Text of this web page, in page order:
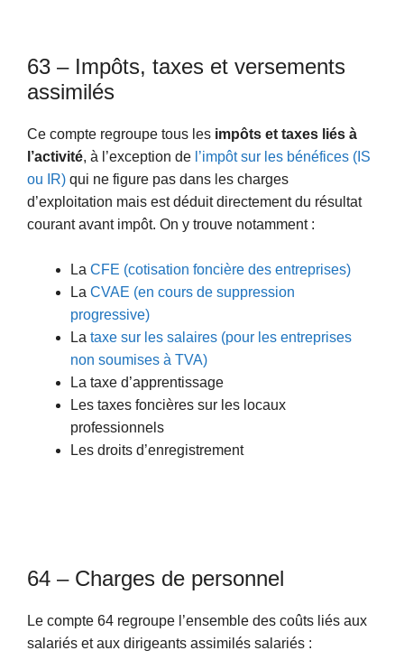
63 – Impôts, taxes et versements
assimilés
Ce compte regroupe tous les impôts et taxes liés à
l’activité, à l’exception de l’impôt sur les bénéfices (IS
ou IR) qui ne figure pas dans les charges
d’exploitation mais est déduit directement du résultat
courant avant impôt. On y trouve notamment :
La CFE (cotisation foncière des entreprises)
La CVAE (en cours de suppression
progressive)
La taxe sur les salaires (pour les entreprises
non soumises à TVA)
La taxe d’apprentissage
Les taxes foncières sur les locaux
professionnels
Les droits d’enregistrement
64 – Charges de personnel
Le compte 64 regroupe l’ensemble des coûts liés aux
salariés et aux dirigeants assimilés salariés :